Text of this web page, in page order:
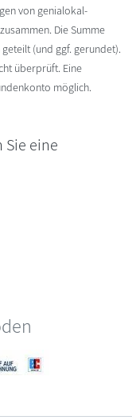
von genialokal-
Die Summe
(und ggf. gerundet).
überprüft. Eine
möglich.
Sie eine